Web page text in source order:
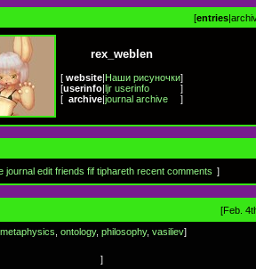
[entries|
rex_weblen
[ website| Наши рисуночки]
[userinfo| ljr userinfo
]
[ archive| journal archive ]
journal edit friends fif tiphareth recent comments ]
[Feb.
metaphysics ontology, philosophy, vasiliev]
]